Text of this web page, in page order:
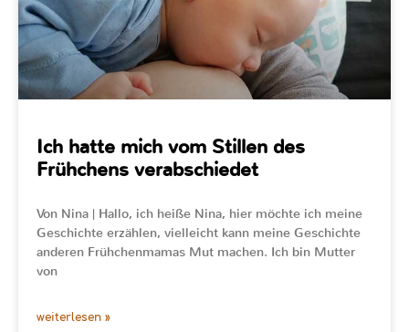
Ich hatte mich vom Stillen des
Frühchens verabschiedet
Von Nina | Hallo, ich heiße Nina, hier möchte ich meine
Geschichte erzählen, vielleicht kann meine Geschichte
anderen Frühchenmamas Mut machen. Ich bin Mutter
von
weiterlesen »